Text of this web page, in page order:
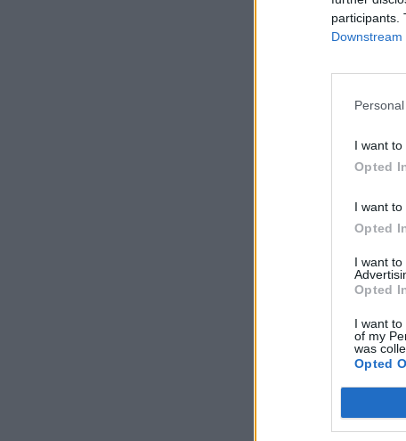
participants.
I want to
Opted
I want to
Opted
I want
Opted
I want
of my
was
Opted
ΤΡΊΤΗ,